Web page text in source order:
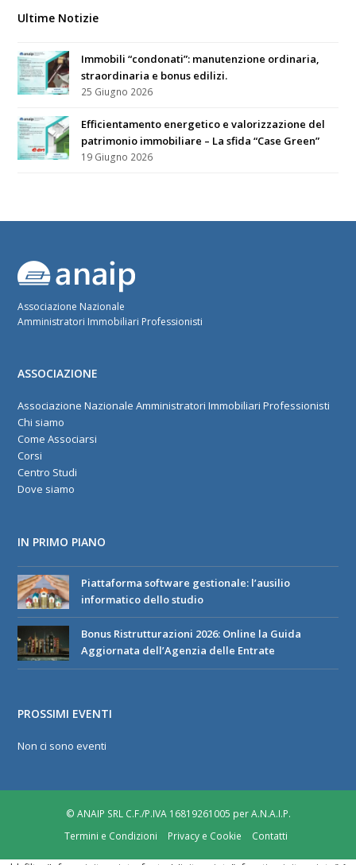
Ultime Notizie
Immobili “condonati”: manutenzione ordinaria,
straordinaria e bonus edilizi.
25 Giugno 2026
Efficientamento energetico e valorizzazione del
patrimonio immobiliare – La sfida “Case Green”
19 Giugno 2026
Associazione Nazionale
Amministratori Immobiliari Professionisti
ASSOCIAZIONE
Associazione Nazionale Amministratori Immobiliari Professionisti
Chi siamo
Come Associarsi
Corsi
Centro Studi
Dove siamo
IN PRIMO PIANO
Piattaforma software gestionale: l’ausilio
informatico dello studio
Bonus Ristrutturazioni 2026: Online la Guida
Aggiornata dell’Agenzia delle Entrate
PROSSIMI EVENTI
Non ci sono eventi
© ANAIP SRL C.F./P.IVA 16819261005 per A.N.A.I.P.
Termini e Condizioni
Privacy e Cookie Contatti